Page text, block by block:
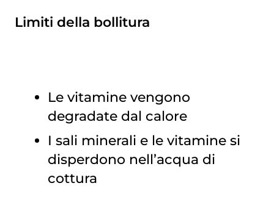
Limiti della bollitura
Le vitamine vengono
degradate dal calore
I sali minerali e le vitamine si
disperdono nell’acqua di
cottura